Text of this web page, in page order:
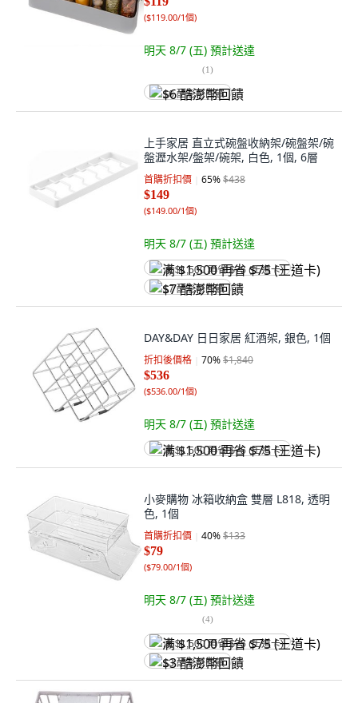
($119.00/1個)
明天 8/7 (五) 預計送達
(1)
$6 酷澎幣回饋
上手家居 直立式碗盤收納架/碗盤架/碗
盤瀝水架/盤架/碗架, 白色, 1個, 6層
首購折扣價 65%$438
$149
($149.00/1個)
明天 8/7 (五) 預計送達
满 $1,500 再省 $75 (王道卡)
$7 酷澎幣回饋
DAY&DAY 日日家居 紅酒架, 銀色, 1個
折扣後價格 70%$1,840
$536
($536.00/1個)
明天 8/7 (五) 預計送達
满 $1,500 再省 $75 (王道卡)
小麥購物 冰箱收納盒 雙層 L818, 透明
色, 1個
首購折扣價 40%$133
$79
($79.00/1個)
明天 8/7 (五) 預計送達
(4)
满 $1,500 再省 $75 (王道卡)
$3 酷澎幣回饋